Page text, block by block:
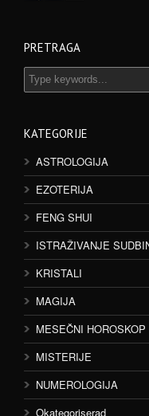
PRETRAGA
KATEGORIJE
ASTROLOGIJA
EZOTERIJA
FENG SHUI
ISTRAŽIVANJE
KRISTALI
MAGIJA
MESEČNI HOROSKOP
MISTERIJE
NUMEROLOGIJA
Okategoriserad